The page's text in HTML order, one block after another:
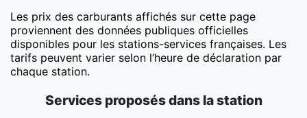
Les prix des carburants affichés sur cette page
proviennent des données publiques officielles
disponibles pour les stations-services françaises. Les
tarifs peuvent varier selon l’heure de déclaration par
chaque station.
Services proposés dans la station